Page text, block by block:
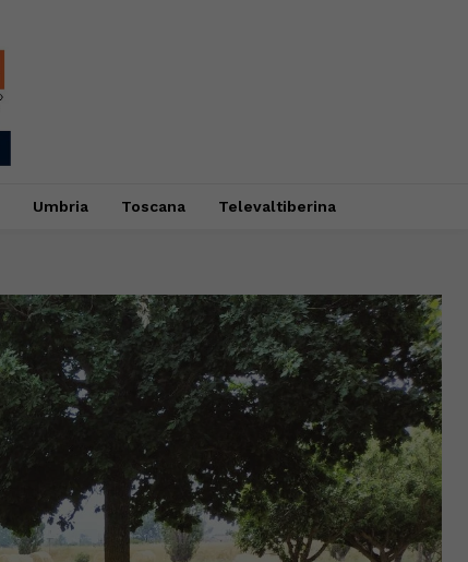
Umbria Toscana Televaltiberina